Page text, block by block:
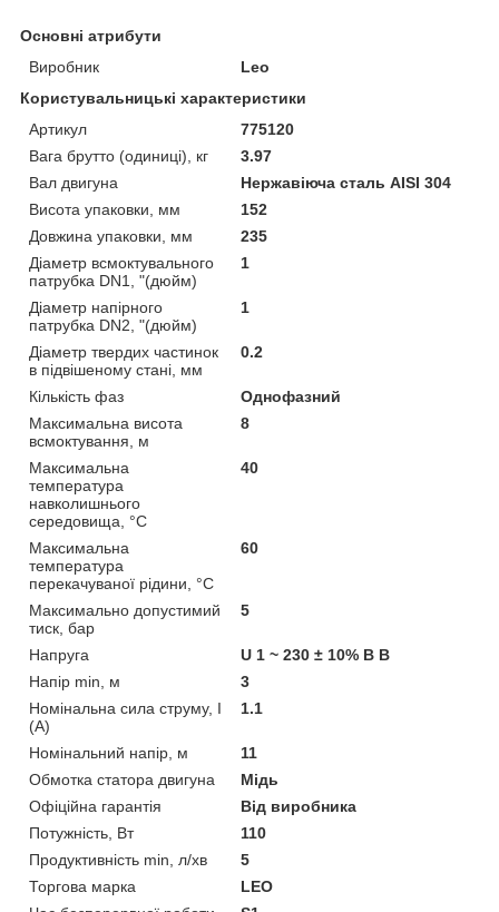
Основні атрибути
Виробник
Leo
Користувальницькі характеристики
Артикул
775120
Вага брутто (одиниці), кг
3.97
Вал двигуна
Нержавіюча сталь AISI 304
Висота упаковки, мм
152
Довжина упаковки, мм
235
Діаметр всмоктувального
патрубка DN1, "(дюйм)
1
Діаметр напірного
патрубка DN2, "(дюйм)
1
Діаметр твердих частинок
в підвішеному стані, мм
0.2
Кількість фаз
Однофазний
Максимальна висота
всмоктування, м
8
Максимальна
температура
навколишнього
середовища, °C
40
Максимальна
температура
перекачуваної рідини, °C
60
Максимально допустимий
тиск, бар
5
Напруга
U 1 ~ 230 ± 10% В В
Напір min, м
3
Номінальна сила струму, I
(А)
1.1
Номінальний напір, м
11
Обмотка статора двигуна
Мідь
Офіційна гарантія
Від виробника
Потужність, Вт
110
Продуктивність min, л/хв
5
Торгова марка
LEO